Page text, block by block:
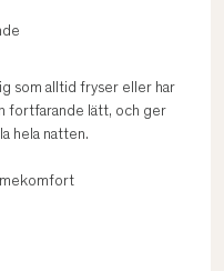
som alltid fryser eller har
fortfarande lätt, och ger
hela natten.